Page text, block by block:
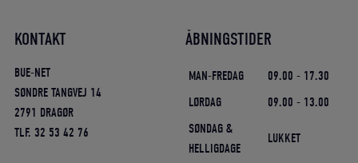
KONTAKT
BUE-NET
SØNDRE TANGVEJ 14
2791 DRAGØR
TLF. 32 53 42 76
ÅBNINGSTIDER
MAN-FREDAG
09.00 - 17.30
LØRDAG
09.00 - 13.00
SØNDAG &
HELLIGDAGE
LUKKET